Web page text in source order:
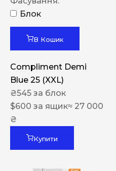
Блок
В Кошик
Compliment Demi
Blue 25 (XXL)
₴545 за блок
$600 за ящик≈ 27 000
₴
Купити